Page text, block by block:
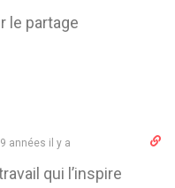
le partage
9 années il y a
qui l’inspire